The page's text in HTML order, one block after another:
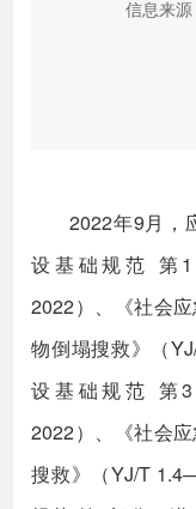
信息来
2022年9月，
设基础规范 第
2022）、《社会
物倒塌搜救》（
设基础规范 第
2022）、《社会
搜救》（YJ/T